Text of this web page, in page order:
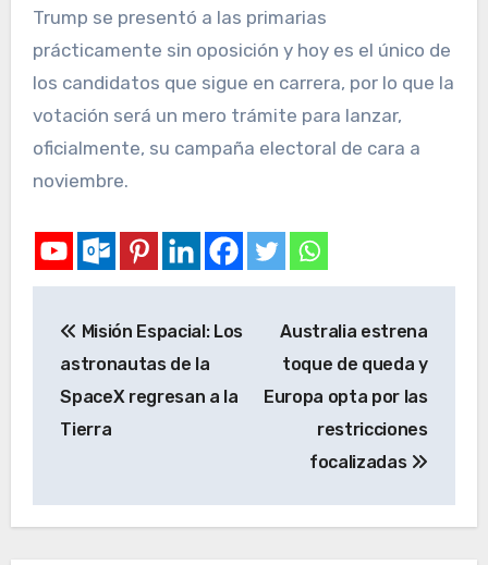
Trump se presentó a las primarias
prácticamente sin oposición y hoy es el único de
los candidatos que sigue en carrera, por lo que la
votación será un mero trámite para lanzar,
oficialmente, su campaña electoral de cara a
noviembre.
Misión Espacial: Los
astronautas de la
SpaceX regresan a la
Tierra
Australia estrena
toque de queda y
Europa opta por las
restricciones
focalizadas